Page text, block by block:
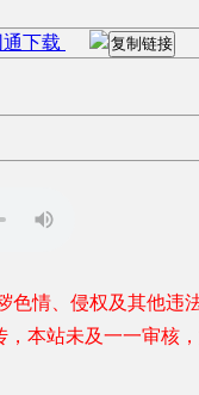
通下载 复制链接
色情、侵权及其他违
本站未及一一审核